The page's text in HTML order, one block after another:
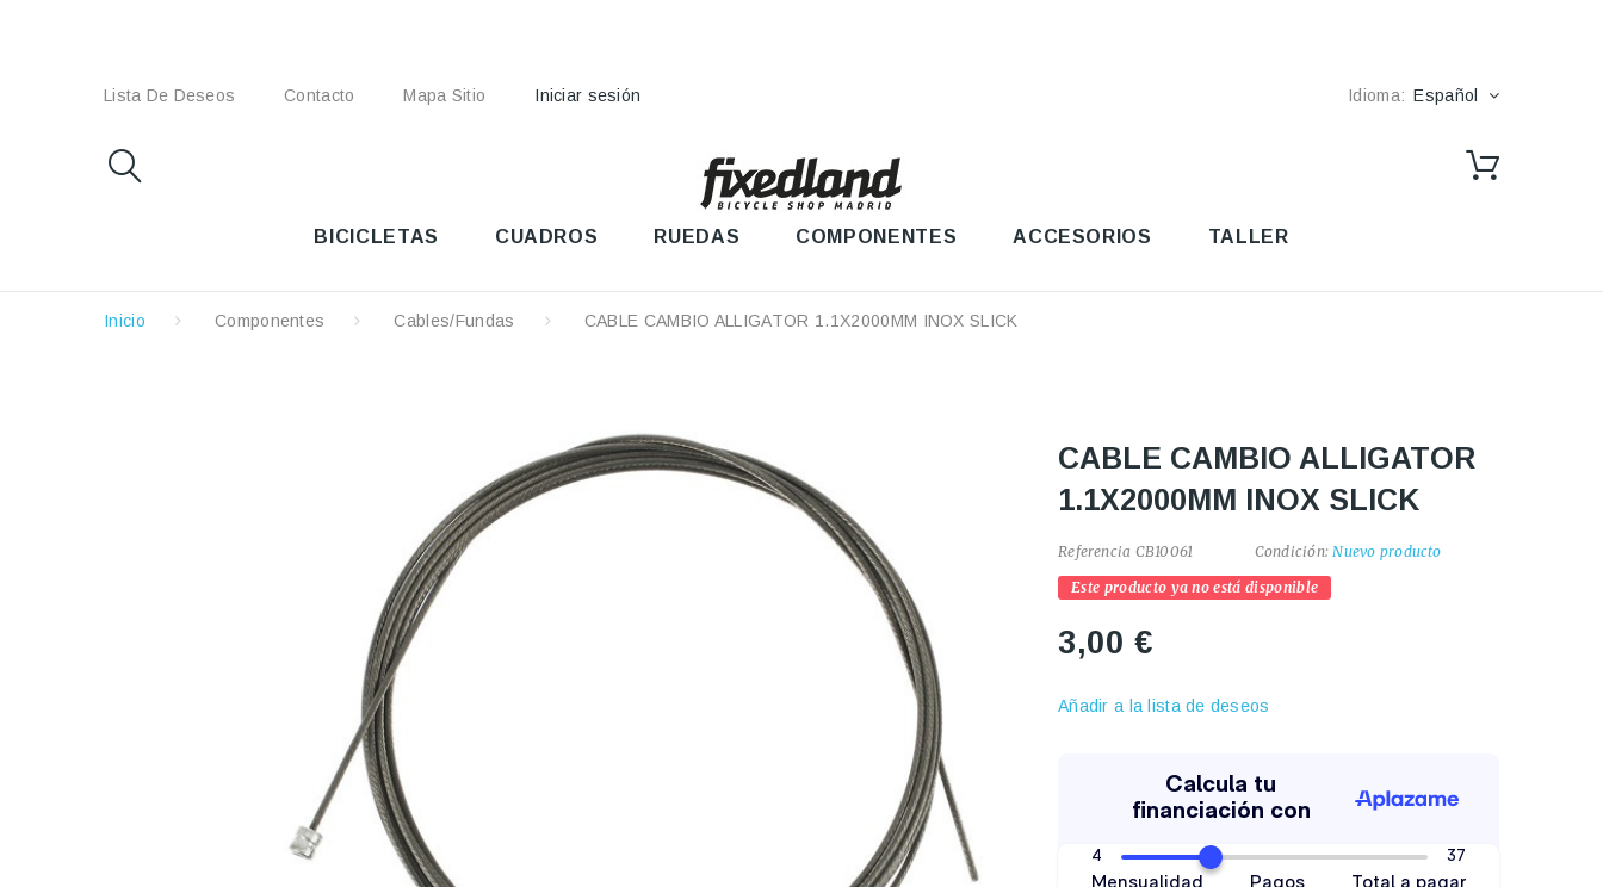
Lista De Deseos Contacto Mapa Sitio Iniciar sesión Idioma: Español
BICICLETAS CUADROS RUEDAS COMPONENTES ACCESORIOS TALLER
Inicio Componentes Cables/Fundas CABLE CAMBIO ALLIGATOR 1.1X2000MM INOX SLICK
CABLE CAMBIO ALLIGATOR
1.1X2000MM INOX SLICK
Referencia CB10061 Condición: Nuevo producto
Este producto ya no está disponible
3,00 €
Añadir a la lista de deseos